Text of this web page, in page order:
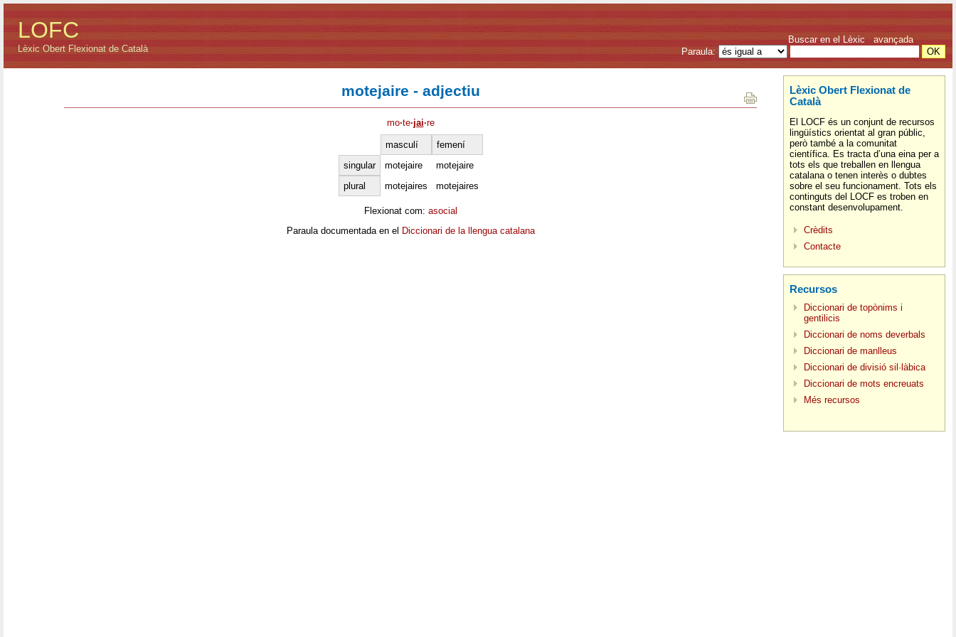
LOFC
Lèxic Obert Flexionat de Català
Buscar en el Lèxic avançada
Paraula:
motejaire - adjectiu
mo·te·jai·re
masculí
femení
singular
motejaire
motejaire
plural
motejaires motejaires
Flexionat com: asocial
Paraula documentada en el Diccionari de la llengua catalana
Lèxic Obert Flexionat de
Català
El LOCF és un conjunt de recursos
lingüístics orientat al gran públic,
però també a la comunitat
científica. Es tracta d’una eina per a
tots els que treballen en llengua
catalana o tenen interès o dubtes
sobre el seu funcionament. Tots els
continguts del LOCF es troben en
constant desenvolupament.
Crèdits
Contacte
Recursos
Diccionari de topònims i
gentilicis
Diccionari de noms deverbals
Diccionari de manlleus
Diccionari de divisió sil·làbica
Diccionari de mots encreuats
Més recursos